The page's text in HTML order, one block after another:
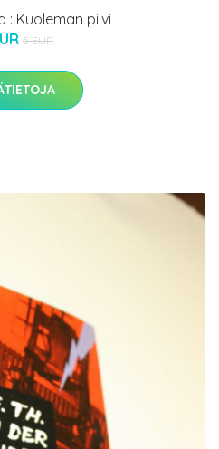
: Kuoleman pilvi
5 EUR